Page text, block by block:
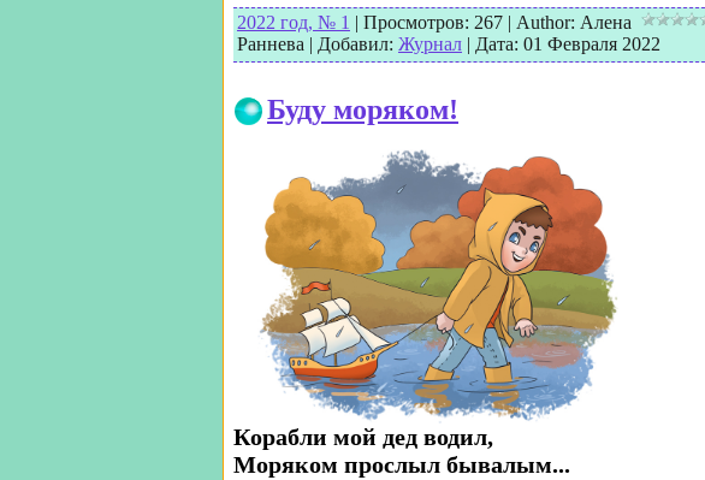
2022 год, № 1 | Просмотров: 267| Author: Алена
Раннева | Добавил: Журнал| Дата: 01 Февраля 2022
Буду моряком!
Корабли мой дед водил,
Моряком прослыл бывалым...